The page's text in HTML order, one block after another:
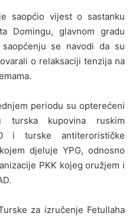
saopćio vijest o sastanku
Domingu, glavnom gradu
se navodi da su
o relaksaciji tenzija na
periodu su opterećeni
kupovina ruskim
i turske antiterorističke
djeluje YPG, odnosno
PKK kojeg oružjem i
za izručenje Fetullaha